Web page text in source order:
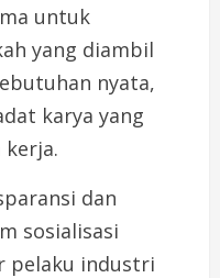
untuk
yang diambil
nyata,
karya yang
kerja.
dan
sosialisasi
pelaku industri